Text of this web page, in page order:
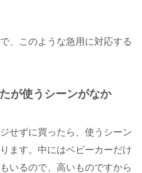
、このような急用に対応する
が使うシーンがなか
せずに買ったら、使うシーン
ます。中にはベビーカーだけ
いるので、高いものですから